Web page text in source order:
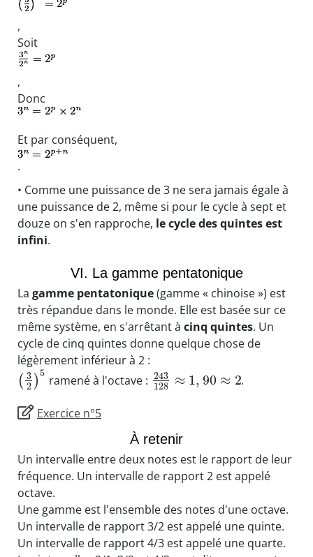
,
Soit
,
Donc
Et par conséquent,
.
• Comme une puissance de 3 ne sera jamais égale à
une puissance de 2, même si pour le cycle à sept et
douze on s'en rapproche, le cycle des quintes est
infini.
VI. La gamme pentatonique
La gamme pentatonique(gamme « chinoise ») est
très répandue dans le monde. Elle est basée sur ce
même système, en s'arrêtant à cinq quintes. Un
cycle de cinq quintes donne quelque chose de
légèrement inférieur à 2 :
( 3
2 )5 ramené à l'octave : 243
128
≈ 1, 90 ≈ 2.
Exercice n°5
À retenir
Un intervalle entre deux notes est le rapport de leur
fréquence. Un intervalle de rapport 2 est appelé
octave.
Une gamme est l'ensemble des notes d'une octave.
Un intervalle de rapport 3/2 est appelé une quinte.
Un intervalle de rapport 4/3 est appelé une quarte.